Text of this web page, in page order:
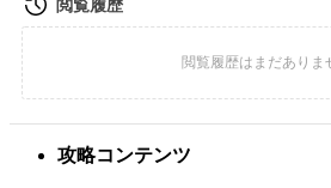
攻略コンテンツ